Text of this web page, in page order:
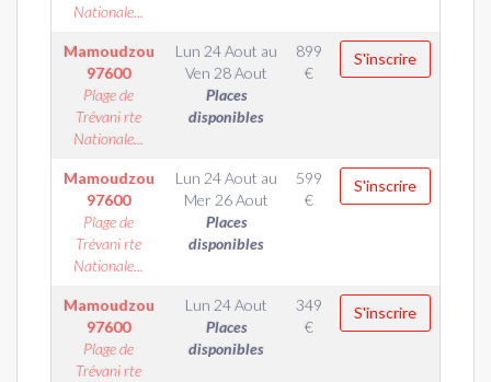
Nationale...
Mamoudzou
97600
Plage de
Trévani rte
Nationale...
Lun 24 Aout au
Ven 28 Aout
Places
disponibles
899
€
S'inscrire
Mamoudzou
97600
Plage de
Trévani rte
Nationale...
Lun 24 Aout au
Mer 26 Aout
Places
disponibles
599
€
S'inscrire
Mamoudzou
97600
Plage de
Trévani rte
Lun 24 Aout
Places
disponibles
349
€
S'inscrire